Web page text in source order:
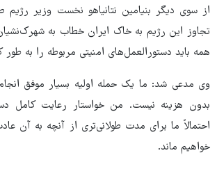
از سوی دیگر بنیامین نتانیاهو نخست وزیر رژیم
تجاوز این رژیم به خاک ایران خطاب به
همه باید دستورالعمل‌های امنیتی مربوطه را به
وی مدعی شد: ما یک حمله اولیه بسیار موفق
بدون هزینه نیست. من خواستار رعایت کامل
احتمالاً ما برای مدت طولانی‌تری از آنچه به آن
خواهیم ماند.